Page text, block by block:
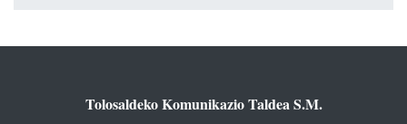
Tolosaldeko Komunikazio Taldea S.M.